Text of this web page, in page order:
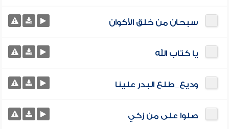
سبحان من خلق الأكوان
يا كتاب الله
وديع_طلع البدر علينا
صلوا على من زكي